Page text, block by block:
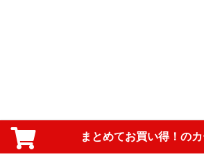
まとめてお買い得！の